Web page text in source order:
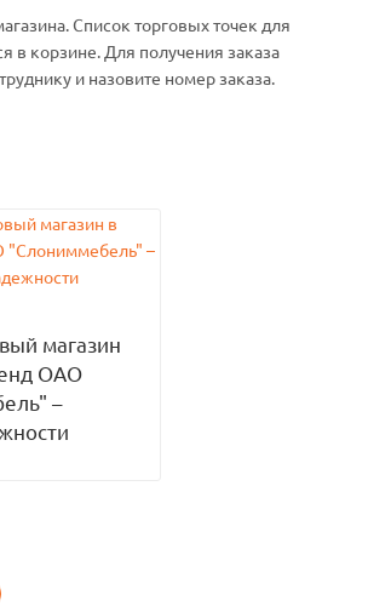
Список торговых точек для
в корзине. Для получения заказа
и назовите номер заказа.
магазин
ОАО
–